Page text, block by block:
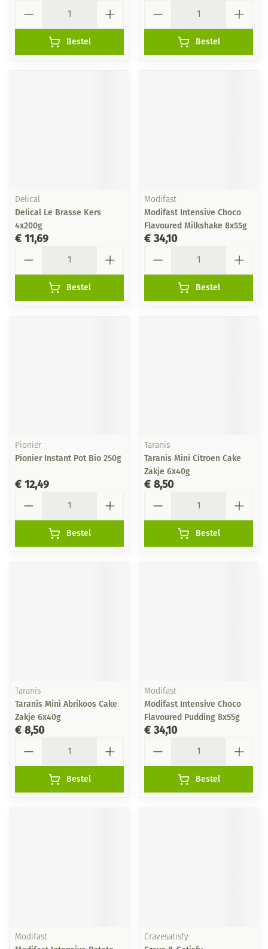
Bestel Bestel
Delical
Delical Le Brasse Kers
4x200g
€ 11,69
Bestel
Modifast
Modifast Intensive Choco
Flavoured Milkshake 8x55g
€ 34,10
Bestel
Pionier
Pionier Instant Pot Bio 250g
€ 12,49
Bestel
Taranis
Taranis Mini Citroen Cake
Zakje 6x40g
€ 8,50
Bestel
Taranis
Taranis Mini Abrikoos Cake
Zakje 6x40g
€ 8,50
Bestel
Modifast
Modifast Intensive Choco
Flavoured Pudding 8x55g
€ 34,10
Bestel
Modifast Cravesatisfy